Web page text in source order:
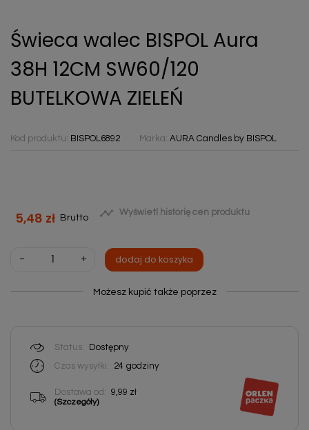
Świeca walec BISPOL Aura
38H 12CM SW60/120
BUTELKOWA ZIELEŃ
Kod produktu: BISPOL6892 Marka: AURA Candles by BISPOL
5,48 zł Brutto  Wyświetl historię cen produktu
- + dodaj do koszyka
Możesz kupić także poprzez
Status:
Dostępny
Czas wysyłki:
24 godziny
Dostawa od: 9,99 zł
(Szczegóły)